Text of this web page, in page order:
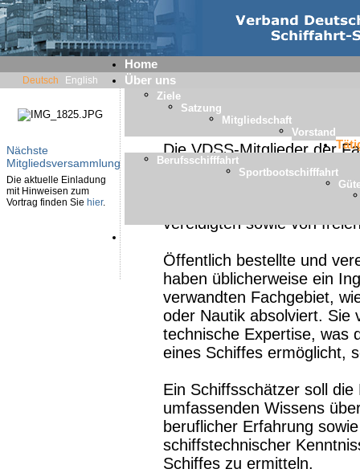
Deutsch English
Home
Über uns
Ziele
Satzung
Mitgliedschaft
Vorstand
Berufsschifffahrt
Sportbootschifffahrt
Nächste
Mitgliedsversammlung
Die aktuelle Einladung
mit Hinweisen zum
Vortrag finden Sie hier.
Wertgutachten /
Die VDSS-Mitglieder der
Schiffsschätzer sind
hauptsächlich auf die
vereidigten sowie von
Öffentlich bestellte und
haben üblicherweise ein
verwandten Fachgebiet,
oder Nautik absolviert. Sie
technische Expertise, was
eines Schiffes ermöglicht,
Ein Schiffsschätzer soll
umfassenden Wissens
beruflicher Erfahrung
schiffstechnischer
Schiffes zu ermitteln.